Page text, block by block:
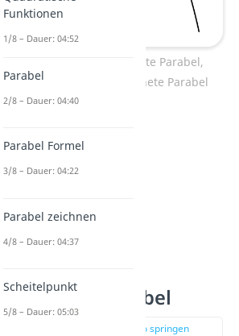
links: nach oben geöffnete Parabel,
rechts: nach unten geöffnete Parabel
Die Normalparabel
zur Stelle im Video springen
Funktionen
1/8 – Dauer: 04:52
Parabel
2/8 – Dauer: 04:40
Parabel Formel
3/8 – Dauer: 04:22
Parabel zeichnen
4/8 – Dauer: 04:37
Scheitelpunkt
5/8 – Dauer: 05:03